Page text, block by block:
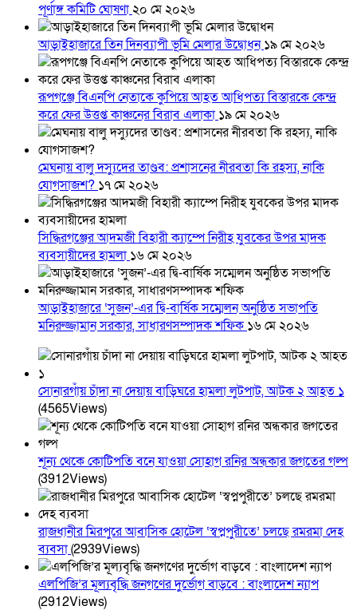
পূর্ণাঙ্গ কমিটি ঘোষণা২০ মে ২০২৬
আড়াইহাজারে তিন দিনব্যাপী ভূমি মেলার উদ্বোধন১৯ মে ২০২৬
রূপগঞ্জে বিএনপি নেতাকে কুপিয়ে আহত আধিপত্য বিস্তারকে কেন্দ্র
করে ফের উত্তপ্ত কাঞ্চনের বিরাব এলাকা ১৯ মে ২০২৬
মেঘনায় বালু দস্যুদের তাণ্ডব: প্রশাসনের নীরবতা কি রহস্য, নাকি
যোগসাজশ? ১৭ মে ২০২৬
সিদ্ধিরগঞ্জের আদমজী বিহারী ক্যাম্পে নিরীহ যুবকের উপর মাদক
ব্যবসায়ীদের হামলা ১৬ মে ২০২৬
আড়াইহাজারে ‘সুজন’-এর দ্বি-বার্ষিক সম্মেলন অনুষ্ঠিত সভাপতি
মনিরুজ্জামান সরকার, সাধারণসম্পাদক শফিক ১৬ মে ২০২৬
সোনারগাঁয় চাঁদা না দেয়ায় বাড়িঘরে হামলা লুটপাট, আটক ২ আহত ১
(4565Views)
শূন্য থেকে কোটিপতি বনে যাওয়া সোহাগ রনির অন্ধকার জগতের গল্প
(3912Views)
রাজধানীর মিরপুরে আবাসিক হোটেল ‘স্বপ্নপুরীতে’ চলছে রমরমা দেহ
ব্যবসা(2939Views)
এলপিজি’র মূল্যবৃদ্ধি জনগণের দুর্ভোগ বাড়বে : বাংলাদেশ ন্যাপ
(2912Views)